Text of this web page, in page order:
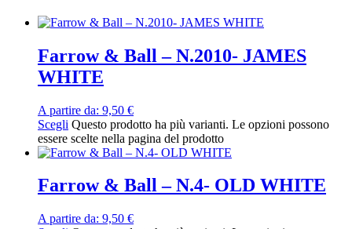
Farrow & Ball – N.2010- JAMES
WHITE
A partire da: 9,50 €
Scegli Questo prodotto ha più varianti. Le opzioni possono
essere scelte nella pagina del prodotto
Farrow & Ball – N.4- OLD WHITE
A partire da: 9,50 €